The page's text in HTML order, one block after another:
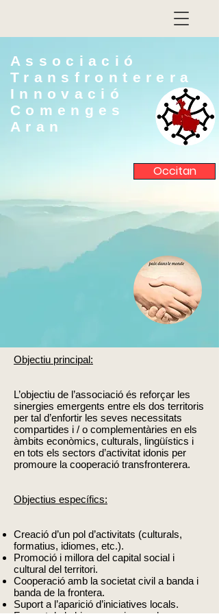
Associació
Transfronterera
Innovació
Comenges
Aran
Occitan
Objectiu principal:
L’objectiu de l’associació és reforçar les
sinergies emergents entre els dos territoris
per tal d’enfortir les seves necessitats
compartides i / o complementàries en els
àmbits econòmics, culturals, lingüístics i
en tots els sectors d’activitat idonis per
promoure la cooperació transfronterera.
Objectius específics:
Creació d’un pol d’activitats (culturals,
formatius, idiomes, etc.).
Promoció i millora del capital social i
cultural del territori.
Cooperació amb la societat civil a banda i
banda de la frontera.
Suport a l’aparició d’iniciatives locals.